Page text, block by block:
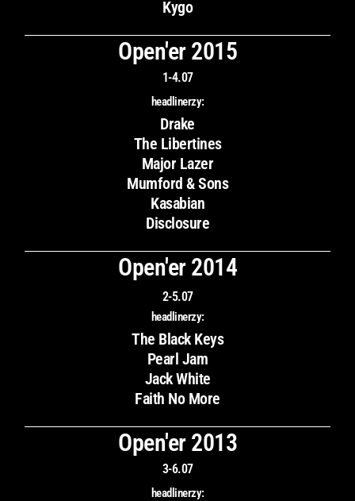
Kygo
Open'er 2015
1-4.07
headlinerzy:
Drake
The Libertines
Major Lazer
Mumford & Sons
Kasabian
Disclosure
Open'er 2014
2-5.07
headlinerzy:
The Black Keys
Pearl Jam
Jack White
Faith No More
Open'er 2013
3-6.07
headlinerzy: